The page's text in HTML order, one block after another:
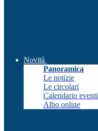
Novità
Panoramica
Le notizie
Le circolari
Calendario eventi
Albo online